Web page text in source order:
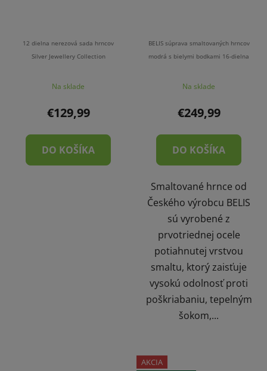
12 dielna nerezová sada hrncov
Silver Jewellery Collection
Na sklade
€129,99
DO KOŠÍKA
BELIS súprava smaltovaných hrncov
modrá s bielymi bodkami 16-dielna
Na sklade
€249,99
DO KOŠÍKA
Smaltované hrnce od
Českého výrobcu BELIS
sú vyrobené z
prvotriednej ocele
potiahnutej vrstvou
smaltu, ktorý zaisťuje
vysokú odolnosť proti
poškriabaniu, tepelným
šokom,...
AKCIA